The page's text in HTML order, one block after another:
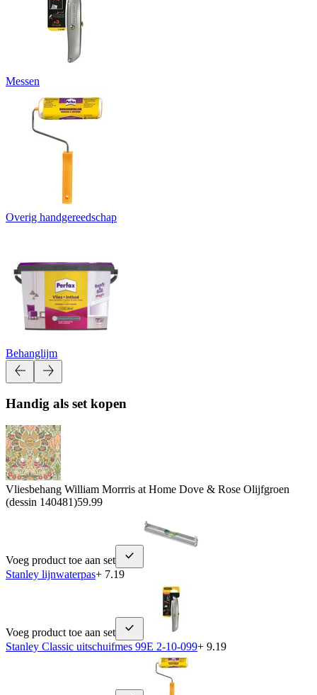
Messen
Overig handgereedschap
Behanglijm
Handig als set kopen
Vliesbehang William Morrris at Home Dove & Rose Olijfgroen
(dessin 140481)59.99
Voeg product toe aan set
Stanley lijnwaterpas+ 7.19
Voeg product toe aan set
Stanley Classic uitschuifmes 99E 2-10-099+ 9.19